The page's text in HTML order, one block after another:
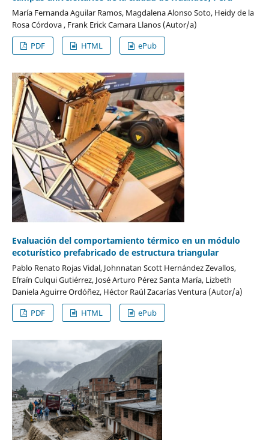
María Fernanda Aguilar Ramos, Magdalena Alonso Soto, Heidy de la
Rosa Córdova , Frank Erick Camara Llanos (Autor/a)
PDF
HTML ePub
Evaluación del comportamiento térmico en un módulo
ecoturístico prefabricado de estructura triangular
Pablo Renato Rojas Vidal, Johnnatan Scott Hernández Zevallos,
Efraín Culqui Gutiérrez, José Arturo Pérez Santa María, Lizbeth
Daniela Aguirre Ordóñez, Héctor Raúl Zacarías Ventura (Autor/a)
PDF
HTML ePub